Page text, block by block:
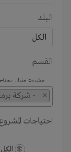
البلد
الكل
القسم
× - شركة
احتياجات
الكل